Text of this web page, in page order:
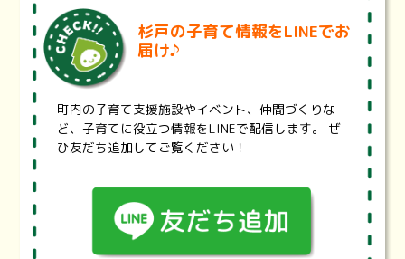
埼玉県医療機能情報提供システム・・・
itama.lg.jp/
診療科目、診療曜日・時間、地域、最寄り駅から医療機関や
薬局を検索することが出来ます。また、設備や体制、対応で
きる治療内容などの項目で検索することもできます。
埼玉県耳鼻咽喉科休日救急診療・・・https://www.pref.sai
tama.lg.jp/a0703/jibika.html
埼玉県では、救急医療のうち、休日に救急電話相談で受診先
区の輪番体制による初期救急と、初期医療機関では対応が難
しい重症患者を診療する二次救急を整備する事業を実施して
杉戸の子育て情報をLINEでお
届け♪
町内の子育て支援施設やイベント、仲間づくりな
ど、子育てに役立つ情報をLINEで配信します。 ぜ
ひ友だち追加してご覧ください！